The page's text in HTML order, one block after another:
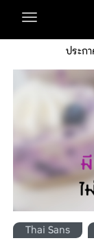
Skip to main
Toggle
ประก
Thai Sans